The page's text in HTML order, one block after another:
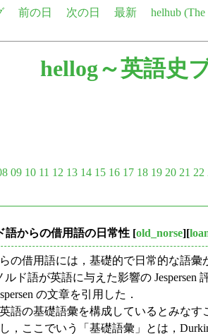
前の日 次の日 最新
helhub
hellog～英語史
09 10 11 12 13 14 15 16 17 18 19 20 21 22
語からの借用語の日常性 [old_norse][
の借用語には，基礎的で日常的な語彙
ルド語が英語に与えた影響の Jespersen
の文章を引用した．
語の基礎語彙を構成しているとみなす
，ここでいう「基礎語彙」とは，